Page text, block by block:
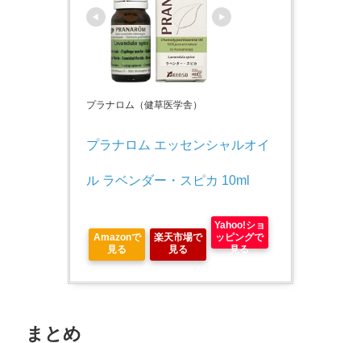
プラナロム（健草医学舎）
プラナロム エッセンシャルオイ
ル ラベンダー・スピカ 10ml
Amazonで
見る
楽天市場で
見る
Yahoo!ショ
ッピングで
見る
まとめ